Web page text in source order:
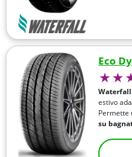
Eco
Waterfall
estivo
Permette
su